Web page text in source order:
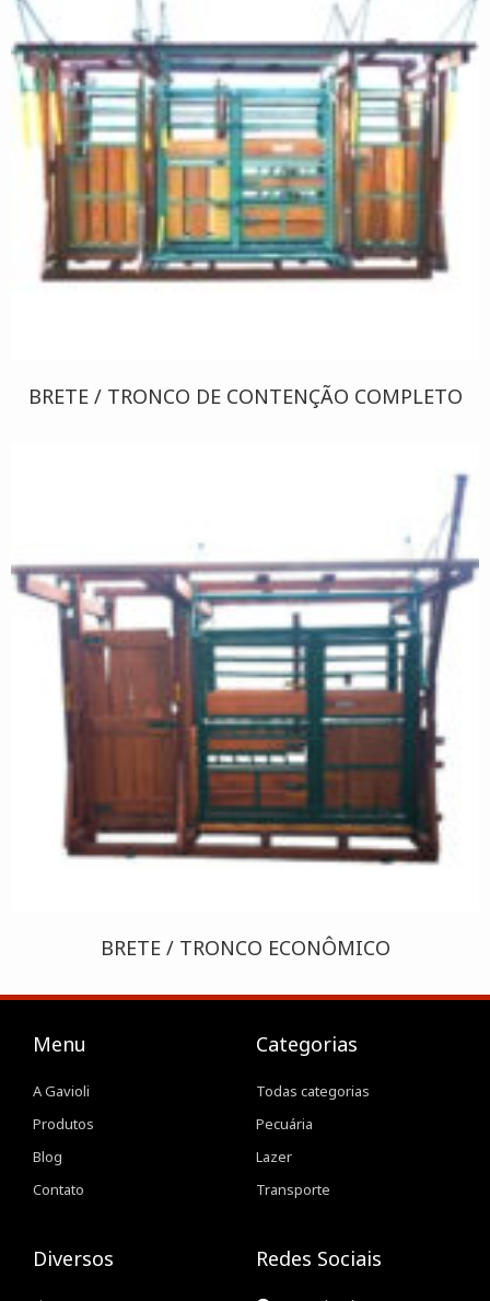
BRETE / TRONCO DE CONTENÇÃO COMPLETO
BRETE / TRONCO ECONÔMICO
Menu
A Gavioli
Produtos
Blog
Contato
Categorias
Todas categorias
Pecuária
Lazer
Transporte
Diversos Redes Sociais